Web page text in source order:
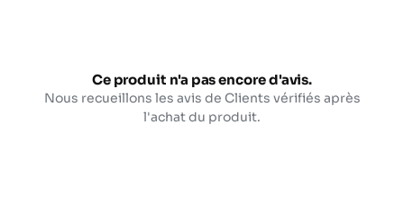
Ce produit n'a pas encore d'avis.
Nous recueillons les avis de Clients vérifiés après
l'achat du produit.